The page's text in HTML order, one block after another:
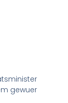
gewuer